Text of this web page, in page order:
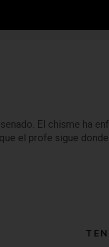
El chisme ha
el profe sigue